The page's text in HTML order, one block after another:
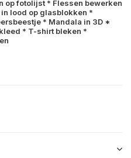
op fotolijst * Flessen bewerken
in lood op glasblokken *
* Mandala in 3D *
* T-shirt bleken *